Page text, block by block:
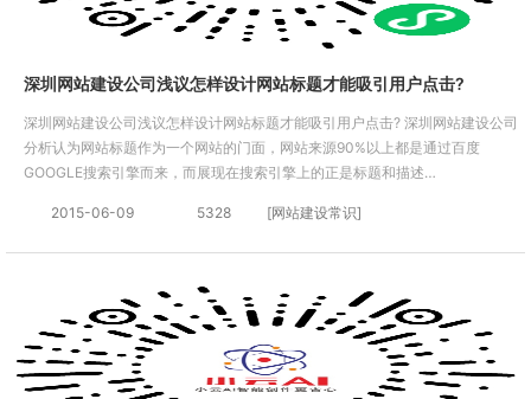
深圳网站建设公司浅议怎样设计网站标题才能吸引用户点击?
深圳网站建设公司浅议怎样设计网站标题才能吸引用户点击? 深圳网站建设公司
分析认为网站标题作为一个网站的门面，网站来源90%以上都是通过百度
GOOGLE搜索引擎而来，而展现在搜索引擎上的正是标题和描述…
2015-06-09 5328 [网站建设常识]